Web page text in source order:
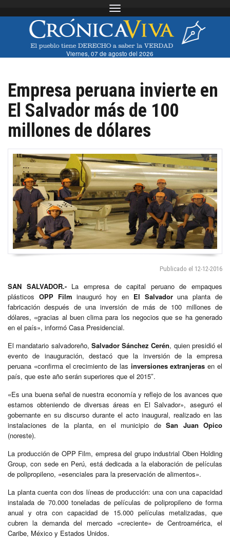
Toggle navigation
Viernes, 07 de agosto del 2026
Empresa peruana invierte en
El Salvador más de 100
millones de dólares
Publicado el 12-12-2016
SAN SALVADOR.-La empresa de capital peruano de empaques
plásticos OPP Film inauguró hoy en El Salvadoruna planta de
fabricación después de una inversión de más de 100 millones de
dólares, «gracias al buen clima para los negocios que se ha generado
en el país», informó Casa Presidencial.
El mandatario salvadoreño, Salvador Sánchez Cerén, quien presidió el
evento de inauguración, destacó que la inversión de la empresa
peruana «confirma el crecimiento de las inversiones extranjeras en el
país, que este año serán superiores que el 2015″.
«Es una buena señal de nuestra economía y reflejo de los avances que
estamos obteniendo de diversas áreas en El Salvador», aseguró el
gobernante en su discurso durante el acto inaugural, realizado en las
instalaciones de la planta, en el municipio de San Juan Opico
(noreste).
La producción de OPP Film, empresa del grupo industrial Oben Holding
Group, con sede en Perú, está dedicada a la elaboración de películas
de polipropileno, «esenciales para la preservación de alimentos».
La planta cuenta con dos líneas de producción: una con una capacidad
instalada de 70.000 toneladas de películas de polipropileno de forma
anual y otra con capacidad de 15.000 películas metalizadas, que
cubren la demanda del mercado «creciente» de Centroamérica, el
Caribe, México y Estados Unidos.